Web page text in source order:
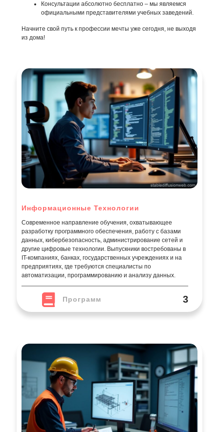
Консультации абсолютно бесплатно – мы являемся
официальными представителями учебных заведений.
Начните свой путь к профессии мечты уже сегодня, не выходя
из дома!
Информационные Технологии
Современное направление обучения, охватывающее
разработку программного обеспечения, работу с базами
данных, кибербезопасность, администрирование сетей и
другие цифровые технологии. Выпускники востребованы в
IT-компаниях, банках, государственных учреждениях и на
предприятиях, где требуются специалисты по
автоматизации, программированию и анализу данных.
Программ 3